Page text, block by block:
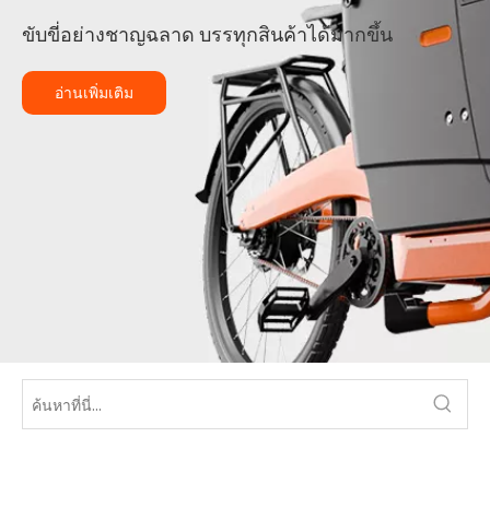
ขับขี่อย่างชาญฉลาด บรรทุกสินค้าได้มากขึ้น
อ่านเพิ่มเติม